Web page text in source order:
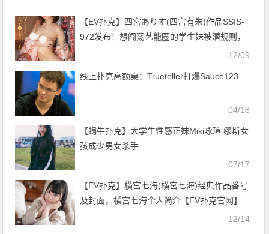
【EV扑克】四宮ありす(四宫有朱)作品SSIS-
972发布！想闯荡艺能圈的学生妹被潜规则，
变态制作人每天都要她陪睡【EV扑克官网】
12/09
线上扑克高额桌：Trueteller打爆Sauce123
04/18
【蜗牛扑克】大学生性感正妹Miki咏瑄 缪斯女
孩成少男女杀手
07/17
【EV扑克】横宫七海(横宮七海)经典作品番号
及封面，横宫七海个人简介【EV扑克官网】
12/14